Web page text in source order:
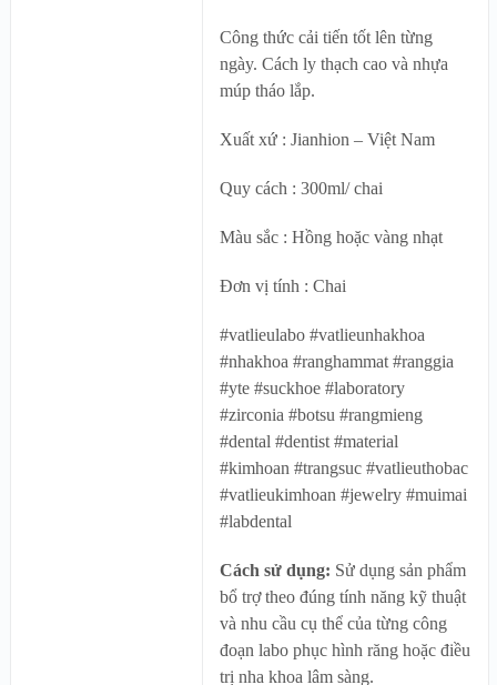
Công thức cải tiến tốt lên từng
ngày. Cách ly thạch cao và nhựa
múp tháo lắp.
Xuất xứ : Jianhion – Việt Nam
Quy cách : 300ml/ chai
Màu sắc : Hồng hoặc vàng nhạt
Đơn vị tính : Chai
#vatlieulabo #vatlieunhakhoa
#nhakhoa #ranghammat #ranggia
#yte #suckhoe #laboratory
#zirconia #botsu #rangmieng
#dental #dentist #material
#kimhoan #trangsuc #vatlieuthobac
#vatlieukimhoan #jewelry #muimai
#labdental
Cách sử dụng: Sử dụng sản phẩm
bổ trợ theo đúng tính năng kỹ thuật
và nhu cầu cụ thể của từng công
đoạn labo phục hình răng hoặc điều
trị nha khoa lâm sàng.